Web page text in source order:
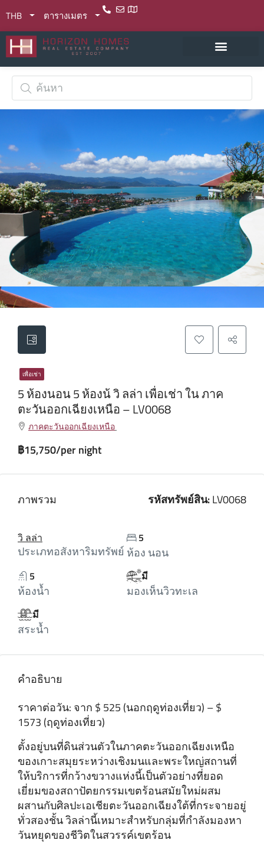
THB ตารางเมตร
เพื่อเช่า
5 ห้องนอน 5 ห้องน้ วิ ลล่า เพื่อเช่า ใน ภาค
ตะวันออกเฉียงเหนือ – LV0068
ภาคตะวันออกเฉียงเหนือ
฿15,750/per night
ภาพรวม รหัสทรัพย์สิน:LV0068
วิ ลล่า
ประเภทอสังหาริมทรัพย์
5
ห้อง นอน
5
ห้องน้ำ
มี
มองเห็นวิวทะเล
มี
สระน้ำ
คำอธิบาย
ราคาต่อวัน: จาก $ 525 (นอกฤดูท่องเที่ยว) – $
1573 (ฤดูท่องเที่ยว)
ตั้งอยู่บนที่ดินส่วนตัวในภาคตะวันออกเฉียงเหนือ
ของเกาะสมุยระหว่างเชิงมนและพระใหญ่สถานที่
ให้บริการที่กว้างขวางแห่งนี้เป็นตัวอย่างที่ยอด
เยี่ยมของสถาปัตยกรรมเขตร้อนสมัยใหม่ผสม
ผสานกับศิลปะเอเชียตะวันออกเฉียงใต้ที่กระจายอยู่
ทั่วสองชั้น วิลล่านี้เหมาะสําหรับกลุ่มที่กําลังมองหา
วันหยุดของชีวิตในสวรรค์เขตร้อน